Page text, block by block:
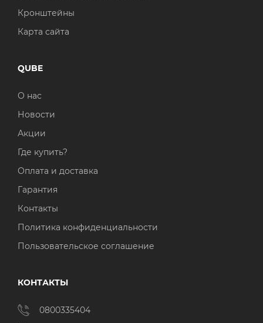
Кронштейны
Карта сайта
QUBE
О нас
Новости
Акции
Где купить?
Оплата и доставка
Гарантия
Контакты
Политика конфиденциальности
Пользовательское соглашение
КОНТАКТЫ
0800335404